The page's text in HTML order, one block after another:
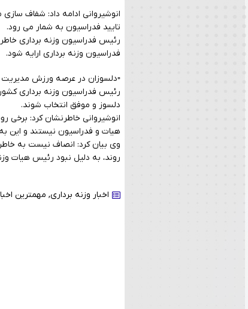
انوشیروانی ادامه داد: شفاف
تایید فدراسیون به شمار می رود.
رئیس فدراسیون وزنه برداری
فدراسیون وزنه برداری ارایه شود.
▫️دلسوزان در عرصه ورزش مدیریت
رئیس فدراسیون وزنه برداری
دلسوز و موفق انتخاب شوند.
انوشیروانی خاطرنشان کرد: برخی
هیات و فدراسیون نیستند و این
وی بیان کرد: انصاف نیست به
روند، به دلیل نبود رئیس هیات
اخبار وزنه برداری, مهمترین